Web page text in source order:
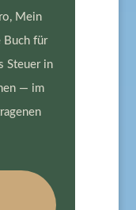
Mein
Buch für
Steuer in
— im